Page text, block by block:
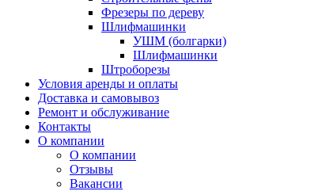
Фрезеры по дереву
Шлифмашинки
УШМ (болгарки)
Шлифмашинки
Штроборезы
Условия аренды и оплаты
Доставка и самовывоз
Ремонт и обслуживание
Контакты
О компании
О компании
Отзывы
Вакансии